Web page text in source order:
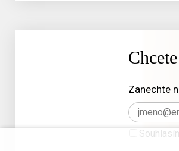
Zanechte